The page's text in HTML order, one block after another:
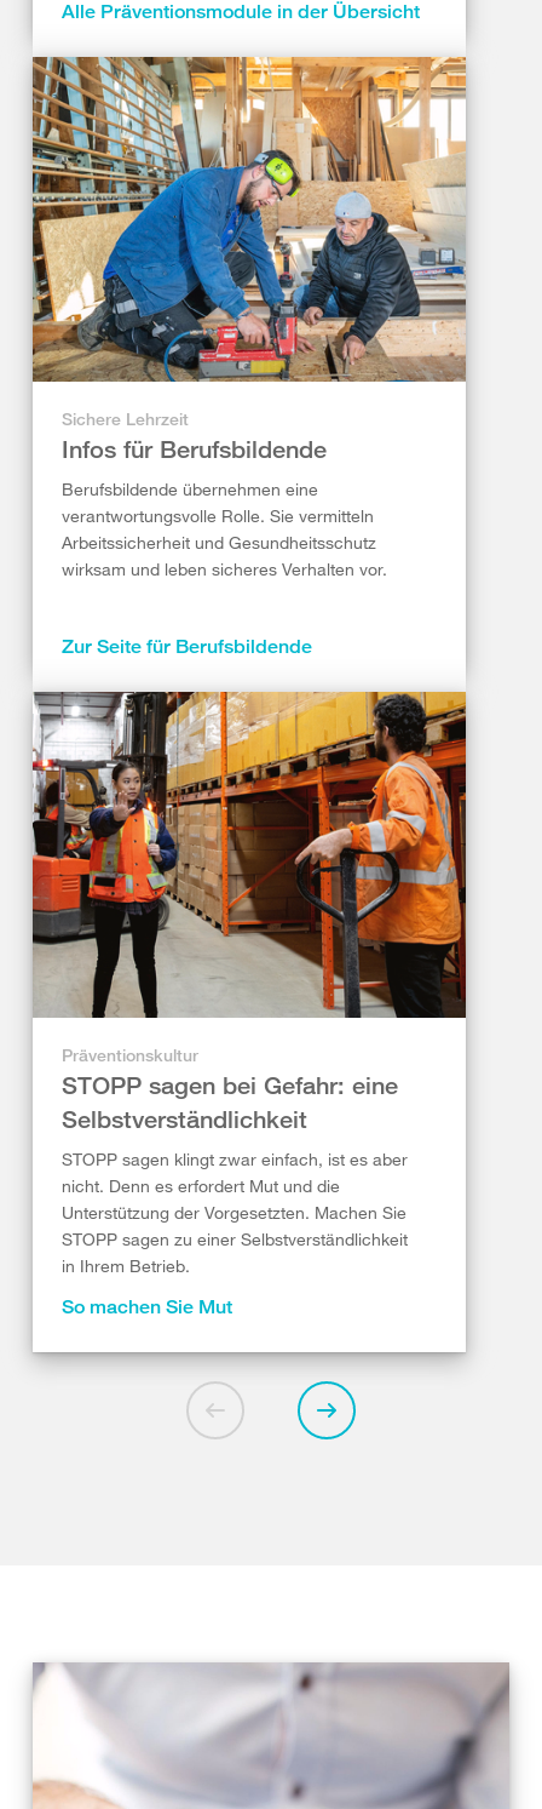
Alle Präventionsmodule in der Übersicht
Sichere Lehrzeit
Infos für Berufsbildende
Berufsbildende übernehmen eine
verantwortungsvolle Rolle. Sie vermitteln
Arbeitssicherheit und Gesundheitsschutz
wirksam und leben sicheres Verhalten vor.
Zur Seite für Berufsbildende
Präventionskultur
STOPP sagen bei Gefahr: eine
Selbstverständlichkeit
STOPP sagen klingt zwar einfach, ist es aber
nicht. Denn es erfordert Mut und die
Unterstützung der Vorgesetzten. Machen Sie
STOPP sagen zu einer Selbstverständlichkeit
in Ihrem Betrieb.
So machen Sie Mut